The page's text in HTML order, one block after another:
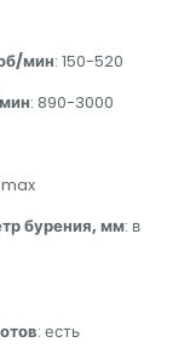
мин: 150-520
: 890-3000
max
бурения, мм: в
: есть